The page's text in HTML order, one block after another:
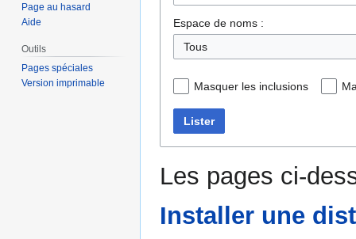
Espace de noms :
Tous
Masquer les inclusions
Lister
Les pages ci-
Installer une
Page au hasard
Aide
Outils
Pages spéciales
Version imprimable